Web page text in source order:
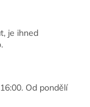
je ihned
Od pondělí